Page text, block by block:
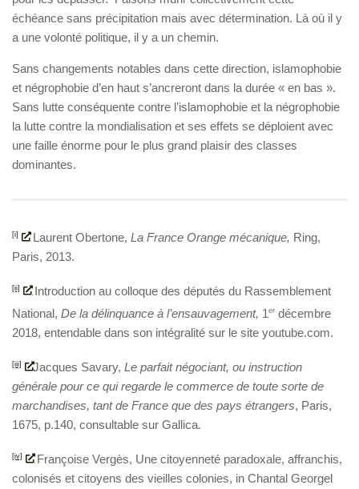
échéance sans précipitation mais avec détermination. Là où il y
a une volonté politique, il y a un chemin.
Sans changements notables dans cette direction, islamophobie
et négrophobie d’en haut s’ancreront dans la durée « en bas ».
Sans lutte conséquente contre l’islamophobie et la négrophobie
la lutte contre la mondialisation et ses effets se déploient avec
une faille énorme pour le plus grand plaisir des classes
dominantes.
[i] Laurent Obertone,La France Orange mécanique, Ring,
Paris, 2013.
[ii]
Introduction au colloque des députés du Rassemblement
National, De la délinquance à l’ensauvagement, 1 er décembre
2018, entendable dans son intégralité sur le site youtube.com.
[iii] Jacques Savary,Le parfait négociant, ou instruction
générale pour ce qui regarde le commerce de toute sorte de
marchandises, tant de France que des pays étrangers, Paris,
1675, p.140, consultable sur Gallica.
[iv]
Françoise Vergès, Une citoyenneté paradoxale, affranchis,
colonisés et citoyens des vieilles colonies, in Chantal Georgel